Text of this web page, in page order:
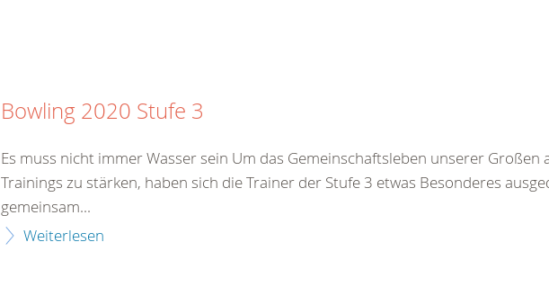
Bowling 2020 Stufe 3
Es muss nicht immer Wasser sein Um das Gemeinschaftsleben unserer Großen
Trainings zu stärken, haben sich die Trainer der Stufe 3 etwas Besonderes
gemeinsam...
Weiterlesen